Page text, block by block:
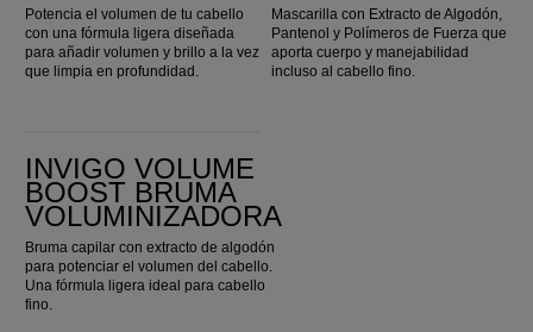
Potencia el volumen de tu cabello
con una fórmula ligera diseñada
para añadir volumen y brillo a la vez
que limpia en profundidad.
Mascarilla con Extracto de Algodón,
Pantenol y Polímeros de Fuerza que
aporta cuerpo y manejabilidad
incluso al cabello fino.
INVIGO VOLUME
BOOST BRUMA
VOLUMINIZADORA
Bruma capilar con extracto de algodón
para potenciar el volumen del cabello.
Una fórmula ligera ideal para cabello
fino.